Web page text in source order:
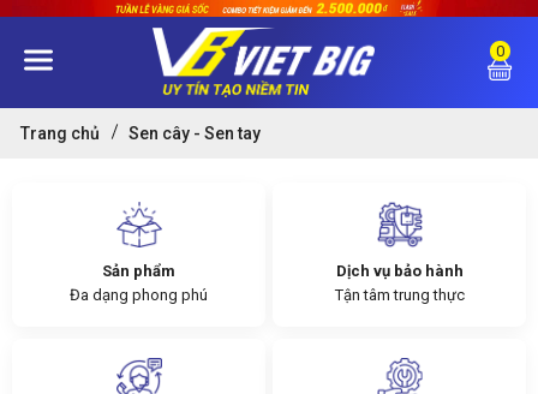
0
Trang chủ Sen cây - Sen tay
Sản phẩm
Đa dạng phong phú
Dịch vụ bảo hành
Tận tâm trung thực